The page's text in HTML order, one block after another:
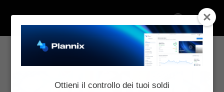
Ottieni il controllo dei tuoi soldi
Select Language
Inizia da qui
Torna al blog Condividi: